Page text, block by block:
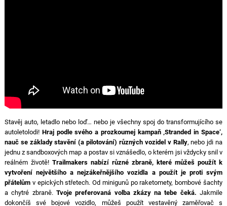
Stavěj auto, letadlo nebo loď… nebo je všechny spoj do transformujícího se
autoletolodi! Hraj podle svého a prozkoumej kampaň ‚Stranded in Space‘,
nauč se základy stavění (a pilotování) různých vozidel v Rally, nebo jdi na
jednu z sandboxových map a postav si vznášedlo, o kterém jsi vždycky snil v
reálném životě! Trailmakers nabízí různé zbraně, které můžeš použít k
vytvoření největšího a nejzákeřnějšího vozidla a použít je proti svým
přátelůmv epických střetech. Od minigunů po raketomety, bombové šachty
a chytré zbraně. Tvoje preferovaná volba zkázy na tebe čeká. Jakmile
dokončíš své bojové vozidlo, můžeš použít vestavěný zaměřovač s